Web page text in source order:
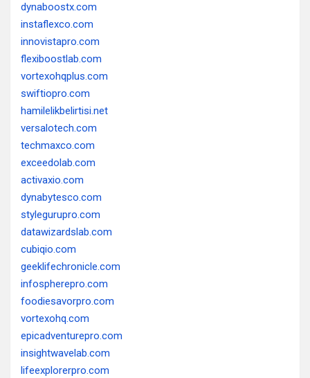
dynaboostx.com
instaflexco.com
innovistapro.com
flexiboostlab.com
vortexohqplus.com
swiftiopro.com
hamilelikbelirtisi.net
versalotech.com
techmaxco.com
exceedolab.com
activaxio.com
dynabytesco.com
stylegurupro.com
datawizardslab.com
cubiqio.com
geeklifechronicle.com
infospherepro.com
foodiesavorpro.com
vortexohq.com
epicadventurepro.com
insightwavelab.com
lifeexplorerpro.com